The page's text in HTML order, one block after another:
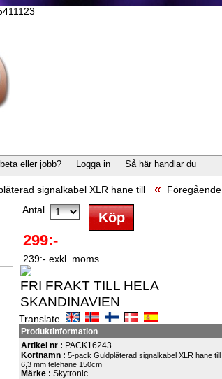
eller jobb? Logga in Så här handlar du
signalkabel XLR hane till Föregående
Antal
299:-
239:- exkl. moms
FRI FRAKT TILL HELA
SKANDINAVIEN
Translate
Produktinformation
Artikel nr : PACK16243
Kortnamn :5-pack Guldpläterad signalkabel XLR hane till
6,3 mm telehane 150cm
Märke :Skytronic